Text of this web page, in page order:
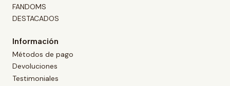
FANDOMS
DESTACADOS
Información
Métodos de pago
Devoluciones
Testimoniales